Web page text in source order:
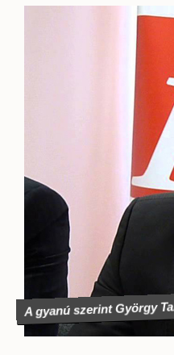
A gyanú szerint György